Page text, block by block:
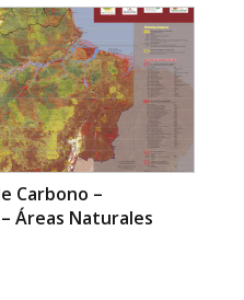
Carbono –
Áreas Naturales